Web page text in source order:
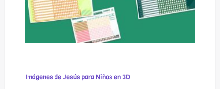
Imágenes de Jesús para Niños en 3D